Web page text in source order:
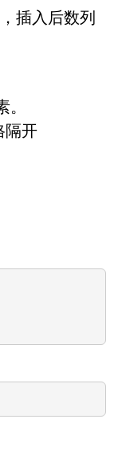
插入后数列
。
隔开